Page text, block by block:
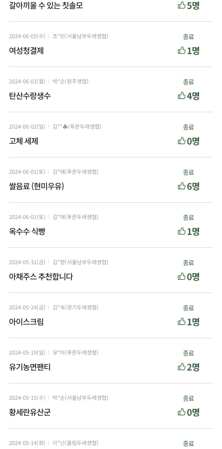
갈아끼울 수 있는 칫솔모 5명
2024-06-05(수) 조*민(서울남부두레생협)
여성청결제
종료
1명
2024-06-03(월) 박*순(원주생협)
탄산수랑생수
종료
4명
2024-06-02(일) 김**♣(푸른두레생협)
고체 세제
종료
0명
2024-06-01(토) 김*애(푸른두레생협)
쌀음료 (현미우유)
종료
6명
2024-06-01(토) 김*애(푸른두레생협)
옥수수 식빵
종료
1명
2024-05-31(금) 김*향(서울남부두레생협)
아채주스 추천합니다
종료
0명
2024-05-24(금) 김*숙(경기두레생협)
아이스크림
종료
1명
2024-05-19(일) 유*아(푸른두레생협)
유기농면팬티
종료
2명
2024-05-15(수) 박*순(서울남부두레생협)
황세란유산군
종료
0명
2024-05-14(화) 이*난(울림두레생협) 종료